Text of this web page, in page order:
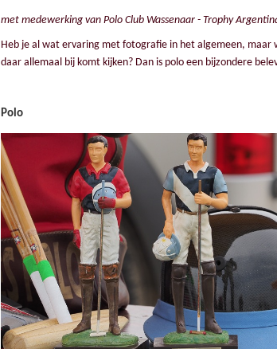
met medewerking van Polo Club Wassenaar - Trophy
Heb je al wat ervaring met fotografie in het algemeen,
daar allemaal bij komt kijken? Dan is polo een bijzondere
Polo